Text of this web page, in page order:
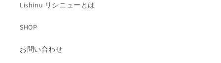
Lishinu リシニューとは
SHOP
お問い合わせ